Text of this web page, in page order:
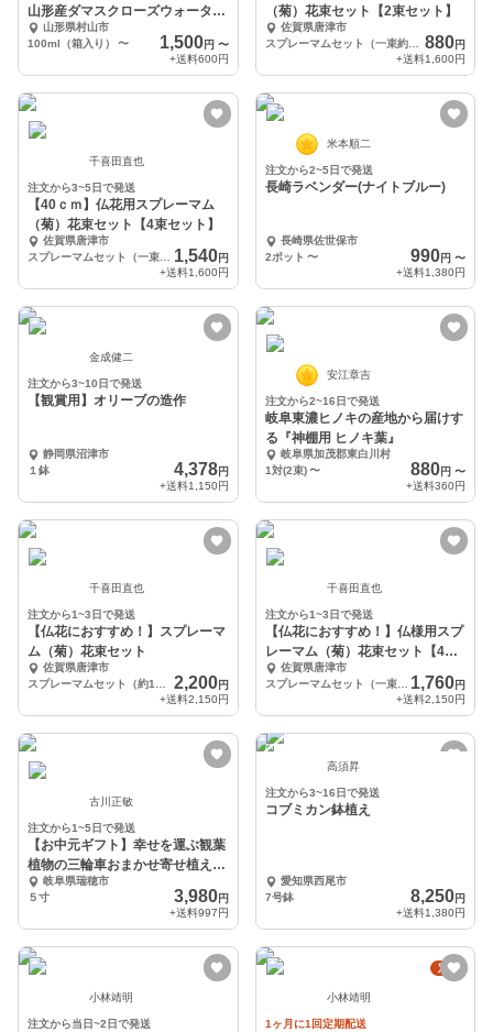
山形産ダマスクローズウォーター
［100mL］
山形県村山市
100ml（箱入り）
〜 1,500円 〜
+送料600円
（菊）花束セット【2束セット】
佐賀県唐津市
スプレーマムセット（一束約3本から5本）×2（品種や色はおまかせになります。）
880円
+送料1,600円
千喜田直也
注文から3~5日で発送
【40ｃｍ】仏花用スプレーマム
（菊）花束セット【4束セット】
佐賀県唐津市
1,540円
+送料1,600円
米本順二
注文から2~5日で発送
長崎ラベンダー(ナイトブルー)
長崎県佐世保市
2ポット 〜 990円 〜
+送料1,380円
金成健二
注文から3~10日で発送
【観賞用】オリーブの造作
静岡県沼津市
１鉢
4,378円
+送料1,150円
安江章吉
注文から2~16日で発送
岐阜東濃ヒノキの産地から届けす
る『神棚用 ヒノキ葉』
岐阜県加茂郡東白川村
1対(2束) 〜 880円 〜
+送料360円
千喜田直也
注文から1~3日で発送
【仏花におすすめ！】スプレーマ
ム（菊）花束セット
佐賀県唐津市
2,200円
+送料2,150円
千喜田直也
注文から1~3日で発送
【仏花におすすめ！】仏様用スプ
レーマム（菊）花束セット【4束
セット】
佐賀県唐津市
スプレーマムセット（一束約3本から5本）×4（品種や色はおまかせになります。）
1,760円
+送料2,150円
古川正敏
注文から1~5日で発送
【お中元ギフト】幸せを運ぶ観葉
植物の三輪車おまかせ寄せ植え
（3～4品種）
岐阜県瑞穂市
５寸
3,980円
+送料997円
高須昇
注文から3~16日で発送
コブミカン鉢植え
愛知県西尾市
7号鉢
8,250円
+送料1,380円
小林靖明
注文から当日~2日で発送
定期
小林靖明
1ヶ月に1回定期配送